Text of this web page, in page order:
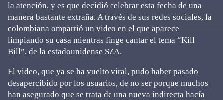
la atención, y es que decidió celebrar esta fecha de una
manera bastante extraña. A través de sus redes sociales, la
colombiana ompartió un video en el que aparece
limpiando su casa mientras finge cantar el tema “Kill
Bill”, de la estadounidense SZA.
El video, que ya se ha vuelto viral, pudo haber pasado
desapercibido por los usuarios, de no ser porque muchos
han asegurado que se trata de una nueva indirecta hacía